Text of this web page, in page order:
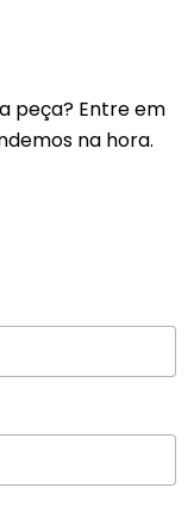
peça? Entre em
na hora.